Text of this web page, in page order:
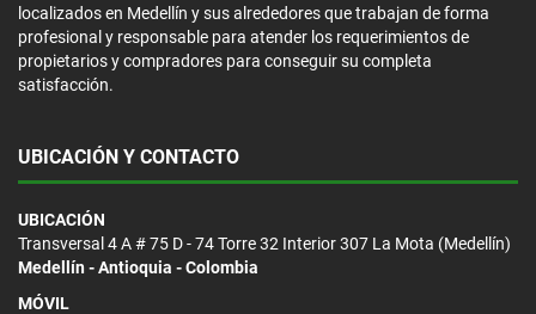
localizados en Medellín y sus alrededores que trabajan de forma
profesional y responsable para atender los requerimientos de
propietarios y compradores para conseguir su completa
satisfacción.
UBICACIÓN Y CONTACTO
UBICACIÓN
Transversal 4 A # 75 D - 74 Torre 32 Interior 307 La Mota (Medellín)
Medellín - Antioquia - Colombia
MÓVIL